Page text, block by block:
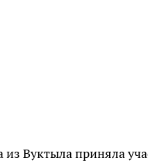
Вуктыла приняла